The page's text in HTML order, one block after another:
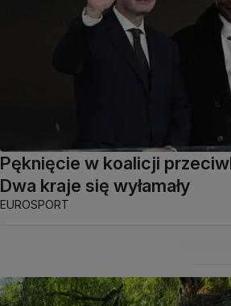
Pęknięcie w koalicji
Dwa kraje się wyłamały
EUROSPORT